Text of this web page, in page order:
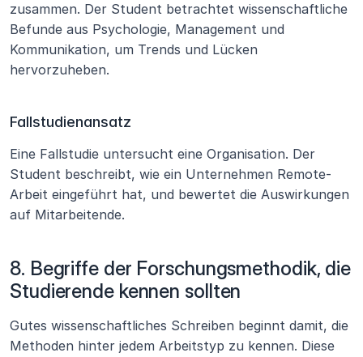
zusammen. Der Student betrachtet wissenschaftliche
Befunde aus Psychologie, Management und
Kommunikation, um Trends und Lücken
hervorzuheben.
Fallstudienansatz
Eine Fallstudie untersucht eine Organisation. Der
Student beschreibt, wie ein Unternehmen Remote-
Arbeit eingeführt hat, und bewertet die Auswirkungen
auf Mitarbeitende.
8. Begriffe der Forschungsmethodik, die
Studierende kennen sollten
Gutes wissenschaftliches Schreiben beginnt damit, die
Methoden hinter jedem Arbeitstyp zu kennen. Diese